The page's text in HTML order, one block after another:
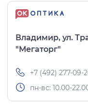
Владимир, ул.
"Мегаторг"
+7 (492) 277-09-
пн-вс: 10.00-